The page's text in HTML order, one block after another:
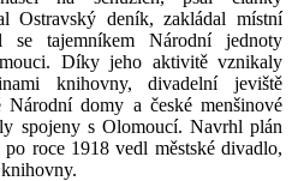
Ostravský deník, zakládal místní
se tajemníkem Národní jednoty
Díky jeho aktivitě vznikaly
knihovny, divadelní jeviště
domy a české menšinové
spojeny s Olomoucí. Navrhl plán
roce 1918 vedl městské divadlo,